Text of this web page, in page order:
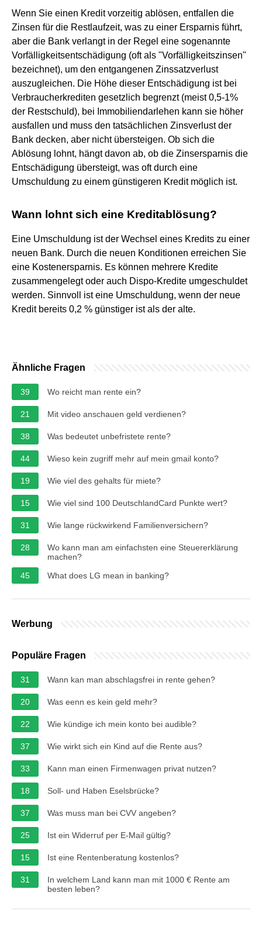
Wenn Sie einen Kredit vorzeitig ablösen, entfallen die
Zinsen für die Restlaufzeit, was zu einer Ersparnis führt,
aber die Bank verlangt in der Regel eine sogenannte
Vorfälligkeitsentschädigung (oft als "Vorfälligkeitszinsen"
bezeichnet), um den entgangenen Zinssatzverlust
auszugleichen. Die Höhe dieser Entschädigung ist bei
Verbraucherkrediten gesetzlich begrenzt (meist 0,5-1%
der Restschuld), bei Immobiliendarlehen kann sie höher
ausfallen und muss den tatsächlichen Zinsverlust der
Bank decken, aber nicht übersteigen. Ob sich die
Ablösung lohnt, hängt davon ab, ob die Zinsersparnis die
Entschädigung übersteigt, was oft durch eine
Umschuldung zu einem günstigeren Kredit möglich ist.
Wann lohnt sich eine Kreditablösung?
Eine Umschuldung ist der Wechsel eines Kredits zu einer
neuen Bank. Durch die neuen Konditionen erreichen Sie
eine Kostenersparnis. Es können mehrere Kredite
zusammengelegt oder auch Dispo-Kredite umgeschuldet
werden. Sinnvoll ist eine Umschuldung, wenn der neue
Kredit bereits 0,2 % günstiger ist als der alte.
Ähnliche Fragen
39 Wo reicht man rente ein?
21 Mit video anschauen geld verdienen?
38 Was bedeutet unbefristete rente?
44 Wieso kein zugriff mehr auf mein gmail konto?
19 Wie viel des gehalts für miete?
15 Wie viel sind 100 DeutschlandCard Punkte wert?
31 Wie lange rückwirkend Familienversichern?
28
Wo kann man am einfachsten eine Steuererklärung
machen?
45
What does LG mean in banking?
Werbung
Populäre Fragen
31 Wann kan man abschlagsfrei in rente gehen?
20 Was eenn es kein geld mehr?
22 Wie kündige ich mein konto bei audible?
37 Wie wirkt sich ein Kind auf die Rente aus?
33 Kann man einen Firmenwagen privat nutzen?
18 Soll- und Haben Eselsbrücke?
37 Was muss man bei CVV angeben?
25 Ist ein Widerruf per E-Mail gültig?
15 Ist eine Rentenberatung kostenlos?
31
In welchem Land kann man mit 1000 € Rente am
besten leben?